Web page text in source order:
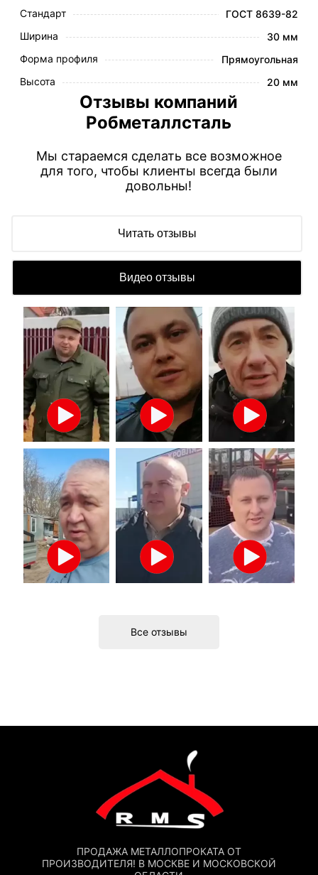
Стандарт
ГОСТ 8639-82
Ширина
30 мм
Форма профиля
Прямоугольная
Высота
20 мм
Отзывы компаний
Робметаллсталь
Мы стараемся сделать все возможное
для того, чтобы клиенты всегда были
довольны!
Читать отзывы
Видео отзывы
Все отзывы
ПРОДАЖА МЕТАЛЛОПРОКАТА ОТ
ПРОИЗВОДИТЕЛЯ! В МОСКВЕ И МОСКОВСКОЙ